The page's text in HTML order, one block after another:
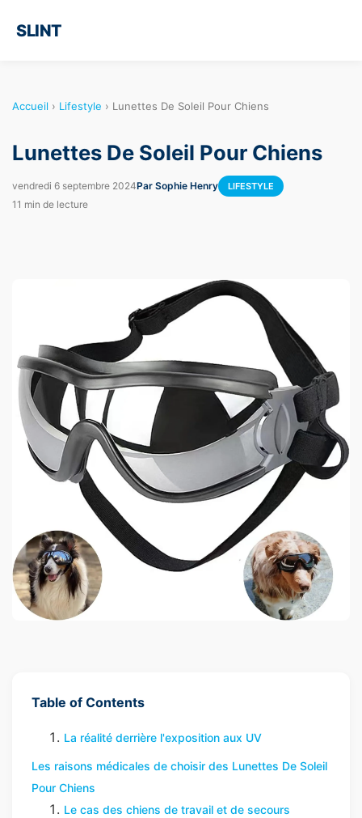
SLINT
Accueil › Lifestyle › Lunettes De Soleil Pour Chiens
Lunettes De Soleil Pour Chiens
vendredi 6 septembre 2024Par Sophie Henry LIFESTYLE
11 min de lecture
Table of Contents
La réalité derrière l'exposition aux UV
Les raisons médicales de choisir des Lunettes De Soleil
Pour Chiens
Le cas des chiens de travail et de secours